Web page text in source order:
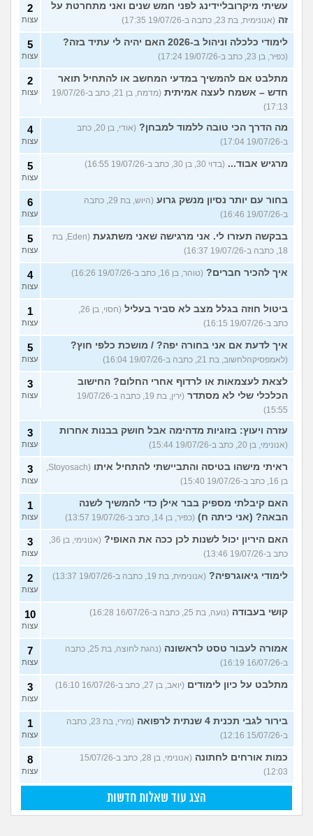
עשיתי מיקרובליידינג לפני חמש שנים ואני מתחרטת על
זה (אנונימית, בת 23, כתבה ב-19/07/26 17:35)
2
עצות
לימודי כלכלה וניהול ב-2026 האם יהיה לי עתיד בזה?
(כפיר, בן 23, כתב ב-19/07/26 17:24)
5
עצות
מתלבט אם להמשיך במדעי המחשב או להתחיל תואר
חדש – אשמח לעצה אמיתית
(מדמח, בן 21, כתב ב-19/07/26
17:13)
2
עצות
מה הדרך הכי טובה ללמוד למבחן?
(אודי, בן 20, כתב
ב-19/07/26 17:04)
4
עצות
מרגיש אבוד... (בדוי 30, בן 30, כתב ב-19/07/26 16:55) 5
עצות
בחור עם יותר נסיון מנשק גרוע
(היוש, בת 29, כתבה
ב-19/07/26 16:46)
6
עצות
בבקשה תעזרו לי. אני מרגישה שאני משתגעת
(Eden, בת
18, כתבה ב-19/07/26 16:37)
5
עצות
איך להכיר חברים? (טוהר, בן 16, כתב ב-19/07/26 16:26) 4
עצות
ביטול חוזה בגלל מצב לא סביר בעליל
(חסוי, בן 26,
כתב ב-19/07/26 16:15)
1
עצות
איך לדעת אם אני בחורה יפה? / מושכת כלפי חוץ?
(לאמפסיקהלחשוב, בת 21, כתבה ב-19/07/26 16:04)
5
עצות
לצאת לעצמאות או לרדוף אחרי החלום? החישוב
הכלכלי שלי לא מסתדר
(ירין, בת 19, כתבה ב-19/07/26
15:55)
3
עצות
עזרה ויעוץ: בזוגיות מדהימה אבל חושק בבנות אחרות
(אנונימי, בן 20, כתב ב-19/07/26 15:44)
3
עצות
ראיתי מישהו בטיסה והתביישתי להתחיל איתו
(Stoyosach,
בן 16, כתב ב-19/07/26 15:40)
3
עצות
האם קיבלתי מספיק בבר אילן כדי להמשיך לשנה
הבאה? (אני כיתה ח) (כפיר, בן 14, כתב ב-19/07/26 13:57)
1
עצות
האם היריון יכול לשנות לכן ככה את האופי?
(אנונימי, בן 36,
כתב ב-19/07/26 13:46)
3
עצות
לימודי גיאוגרפיה? (אנונימית, בת 19, כתבה ב-19/07/26 13:37) 2
עצות
קושי בעבודה (נועה, בת 25, כתבה ב-16/07/26 16:28) 10
עצות
אמורה לעבור טסט לראשונה
(נהגת לחוצה, בת 25, כתבה
ב-16/07/26 16:19)
7
עצות
מתלבט על כיון לימודים (יואב, בן 27, כתב ב-16/07/26 16:10) 3
עצות
בירור לגבי תכנית 4 שנתית לרפואה
(מירי, בת 23, כתבה
ב-15/07/26 12:16)
1
עצות
כמות אורחים לחתונה
(אנונימי, בן 28, כתב ב-15/07/26
12:03)
8
עצות
הצג עוד שאלות חדשות